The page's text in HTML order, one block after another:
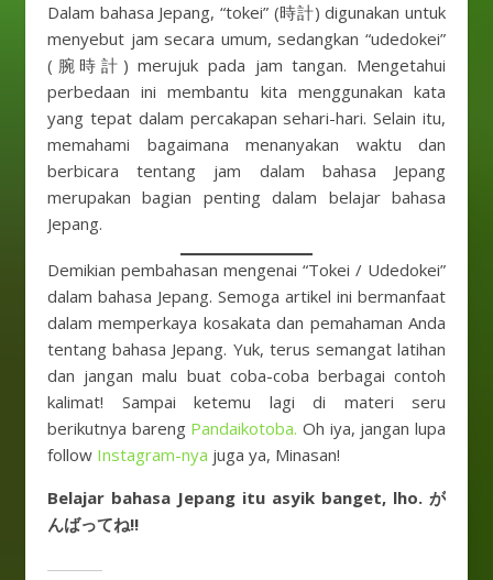
Dalam bahasa Jepang, “tokei” (時計) digunakan untuk
menyebut jam secara umum, sedangkan “udedokei”
(腕時計) merujuk pada jam tangan. Mengetahui
perbedaan ini membantu kita menggunakan kata
yang tepat dalam percakapan sehari-hari. Selain itu,
memahami bagaimana menanyakan waktu dan
berbicara tentang jam dalam bahasa Jepang
merupakan bagian penting dalam belajar bahasa
Jepang.
Demikian pembahasan mengenai “Tokei / Udedokei”
dalam bahasa Jepang. Semoga artikel ini bermanfaat
dalam memperkaya kosakata dan pemahaman Anda
tentang bahasa Jepang. Yuk, terus semangat latihan
dan jangan malu buat coba-coba berbagai contoh
kalimat! Sampai ketemu lagi di materi seru
berikutnya bareng Pandaikotoba.Oh iya, jangan lupa
follow Instagram-nya juga ya, Minasan!
Belajar bahasa Jepang itu asyik banget, lho. が
んばってね!!